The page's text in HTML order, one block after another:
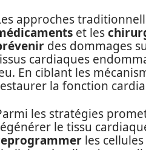
approches
et les
des dommages
cardiaques
En ciblant les
la fonction
les stratégies
le tissu
les